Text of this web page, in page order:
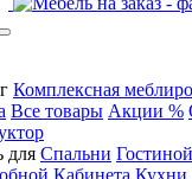
Комплексная
Все товары Акции %
для Спальни Гостиной